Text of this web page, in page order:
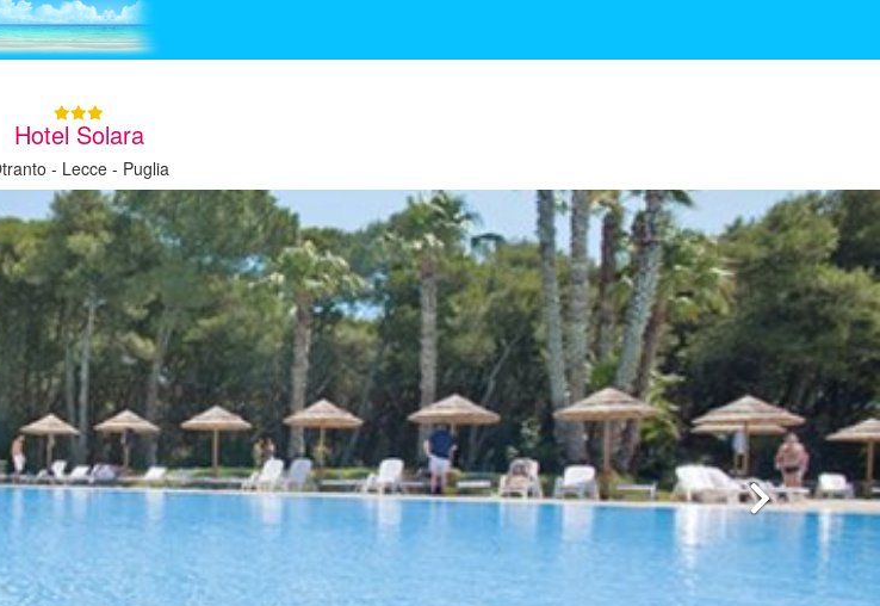
Hotel Solara
- Lecce - Puglia